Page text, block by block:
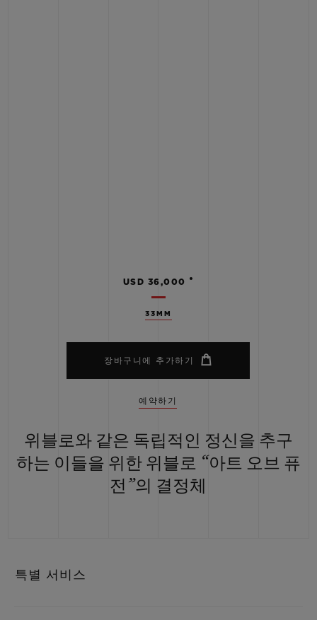
33MM
USD 36,000 •
장바구니에 추가하기
예약하기
위블로와 같은 독립적인 정신을 추구
하는 이들을 위한 위블로 “아트 오브 퓨
전”의 결정체
특별 서비스